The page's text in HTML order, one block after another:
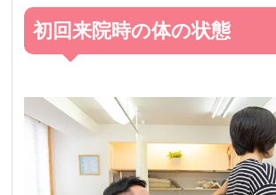
初回来院時の体の状態